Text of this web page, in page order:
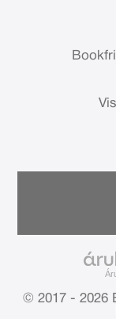
© 2017 - 2026